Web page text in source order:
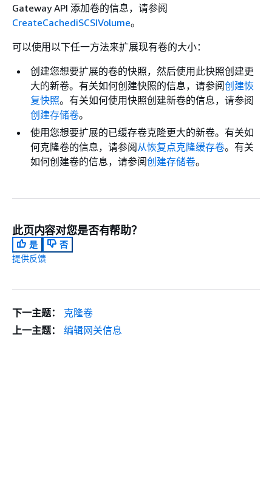
Gateway API 添加卷的信息，请参阅
CreateCachediSCSIVolume。
可以使用以下任一方法来扩展现有卷的大小：
创建您想要扩展的卷的快照，然后使用此快照创建更
大的新卷。有关如何创建快照的信息，请参阅创建恢
复快照。有关如何使用快照创建新卷的信息，请参阅
创建存储卷。
使用您想要扩展的已缓存卷克隆更大的新卷。有关如
何克隆卷的信息，请参阅从恢复点克隆缓存卷。有关
如何创建卷的信息，请参阅创建存储卷。
此页内容对您是否有帮助？
是
否
提供反馈
下一主题：
克隆卷
上一主题：
编辑网关信息